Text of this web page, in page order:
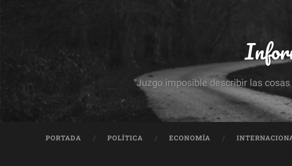
"Juzgo imposible describir las
PORTADA POLÍTICA ECONOMÍA